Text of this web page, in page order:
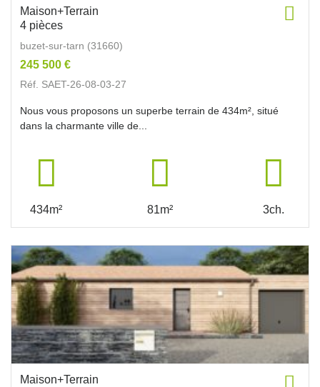
Maison+Terrain
4 pièces
buzet-sur-tarn (31660)
245 500 €
Réf. SAET-26-08-03-27
Nous vous proposons un superbe terrain de 434m², situé
dans la charmante ville de...
434m² 81m² 3ch.
Maison+Terrain